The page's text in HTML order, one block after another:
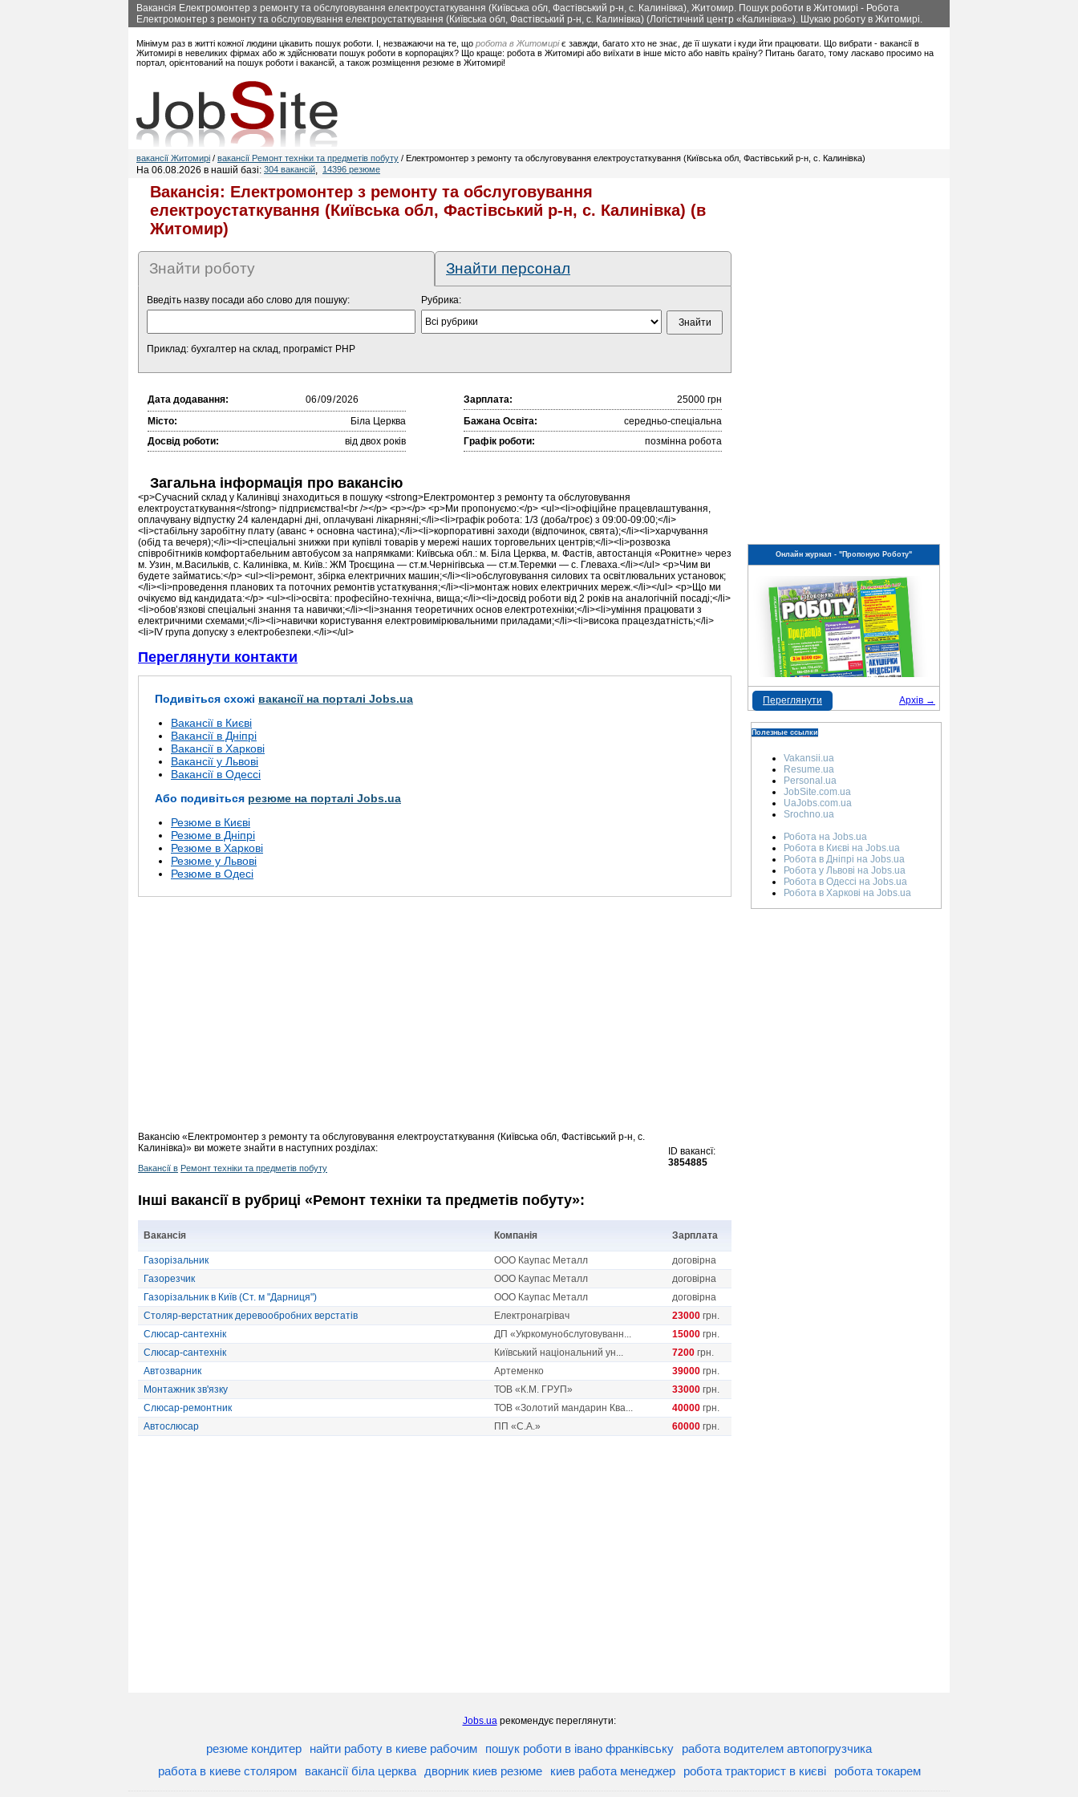
Вакансія Електромонтер з ремонту та обслуговування електроустаткування (Київська обл, Фастівський р-н, с. Калинівка), Житомир. Пошук роботи в Житомирі - Робота
Електромонтер з ремонту та обслуговування електроустаткування (Київська обл, Фастівський р-н, с. Калинівка) (Логістичний центр «Калинівка»). Шукаю роботу в Житомирі.
Мінімум раз в житті кожної людини цікавить пошук роботи. І, незважаючи на те, що робота в Житомиріє завжди, багато хто не знає, де її шукати і куди йти працювати. Що вибрати - вакансії в
Житомирі в невеликих фірмах або ж здійснювати пошук роботи в корпораціях? Що краще: робота в Житомирі або виїхати в інше місто або навіть країну? Питань багато, тому ласкаво просимо на
портал, орієнтований на пошук роботи і вакансій, а також розміщення резюме в Житомирі!
вакансії Житомирі / вакансії Ремонт техніки та предметів побуту / Електромонтер з ремонту та обслуговування електроустаткування (Київська обл, Фастівський р-н, с. Калинівка)
На 06.08.2026 в нашій базі: 304 вакансій, 14396 резюме
Вакансія: Електромонтер з ремонту та обслуговування
електроустаткування (Київська обл, Фастівський р-н, с. Калинівка) (в
Житомир)
Знайти роботу Знайти персонал
Введіть назву посади або слово для пошуку:
Приклад: бухгалтер на склад, програміст PHP
Рубрика:
Дата додавання: Зарплата:
25000 грн
Місто:
Біла Церква Бажана Освіта:
середньо-спеціальна
Досвід роботи:
від двох років Графік роботи: позмінна робота
Загальна інформація про вакансію
<p>Сучасний склад у Калинівці знаходиться в пошуку <strong>Електромонтер з ремонту та обслуговування
електроустаткування</strong> підприємства!<br /></p> <p></p> <p>Ми пропонуємо:</p> <ul><li>офіційне працевлаштування,
оплачувану відпустку 24 календарні дні, оплачувані лікарняні;</li><li>графік робота: 1/3 (доба/троє) з 09:00-09:00;</li>
<li>стабільну заробітну плату (аванс + основна частина);</li><li>корпоративні заходи (відпочинок, свята);</li><li>харчування
(обід та вечеря);</li><li>спеціальні знижки при купівлі товарів у мережі наших торговельних центрів;</li><li>розвозка
співробітників комфортабельним автобусом за напрямками: Київська обл.: м. Біла Церква, м. Фастів, автостанція «Рокитне» через
м. Узин, м.Васильків, с. Калинівка, м. Київ.: ЖМ Троєщина — ст.м.Чернігівська — ст.м.Теремки — с. Глеваха.</li></ul> <p>Чим ви
будете займатись:</p> <ul><li>ремонт, збірка електричних машин;</li><li>обслуговування силових та освітлювальних установок;
</li><li>проведення планових та поточних ремонтів устаткування;</li><li>монтаж нових електричних мереж.</li></ul> <p>Що ми
очікуємо від кандидата:</p> <ul><li>освіта: професійно-технічна, вища;</li><li>досвід роботи від 2 років на аналогічній посаді;</li>
<li>обов’язкові спеціальні знання та навички;</li><li>знання теоретичних основ електротехніки;</li><li>уміння працювати з
електричними схемами;</li><li>навички користування електровимірювальними приладами;</li><li>висока працездатність;</li>
<li>IV група допуску з електробезпеки.</li></ul>
Переглянути контакти
Подивіться схожі вакансії на порталі Jobs.ua
Вакансії в Києві
Вакансії в Дніпрі
Вакансії в Харкові
Вакансії у Львові
Вакансії в Одессі
Або подивіться резюме на порталі Jobs.ua
Резюме в Києві
Резюме в Дніпрі
Резюме в Харкові
Резюме у Львові
Резюме в Одесі
Вакансію «Електромонтер з ремонту та обслуговування електроустаткування (Київська обл, Фастівський р-н, с.
Калинівка)» ви можете знайти в наступних розділах:
Вакансії в Ремонт техніки та предметів побуту
ID вакансї:
3854885
Інші вакансії в рубриці «Ремонт техніки та предметів побуту»:
Вакансія Компанія Зарплата
Газорізальник ООО Каупас Металл
договірна
Газорезчик
ООО Каупас Металл
договірна
Газорізальник в Київ (Ст. м "Дарниця")
ООО Каупас Металл
договірна
Столяр-верстатник деревообробних верстатів
Електронагрівач 23000 грн.
Слюсар-сантехнік
ДП «Укркомунобслуговуванн... 15000 грн.
Слюсар-сантехнік
Київський національний ун... 7200 грн.
Автозварник
Артеменко 39000 грн.
Монтажник зв'язку
ТОВ «К.М. ГРУП» 33000 грн.
Слюсар-ремонтник
ТОВ «Золотий мандарин Ква... 40000 грн.
Автослюсар
ПП «С.А.» 60000 грн.
Онлайн журнал - "Пропоную Роботу"
Архів →
Переглянути
Полезные ссылки
Vakansii.ua
Resume.ua
Personal.ua
JobSite.com.ua
UaJobs.com.ua
Srochno.ua
Робота на Jobs.ua
Робота в Києві на Jobs.ua
Робота в Дніпрі на Jobs.ua
Робота у Львові на Jobs.ua
Робота в Одессі на Jobs.ua
Робота в Харкові на Jobs.ua
Jobs.uaрекомендує переглянути:
резюме кондитер найти работу в киеве рабочим пошук роботи в івано франківську
работа водителем автопогрузчика
работа в киеве столяром
вакансії біла церква дворник киев резюме киев работа менеджер робота тракторист в києві робота токарем